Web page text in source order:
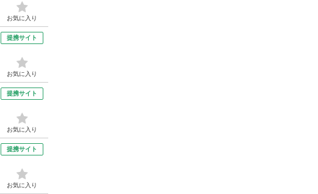
お気に入り
提携サイト
お気に入り
提携サイト
お気に入り
提携サイト
お気に入り